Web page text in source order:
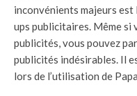
inconvénients majeurs est
ups publicitaires. Même si
publicités, vous pouvez
publicités indésirables. Il
lors de l’utilisation de